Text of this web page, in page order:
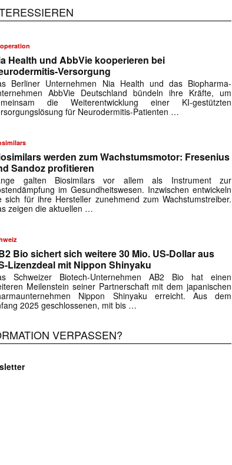
Health und AbbVie kooperieren bei
Versorgung
Berliner Unternehmen Nia Health und das Biopharma-
AbbVie Deutschland bündeln ihre Kräfte, um
die Weiterentwicklung einer KI-gestützten
für Neurodermitis-Patienten …
werden zum Wachstumsmotor: Fresenius
Sandoz profitieren
galten Biosimilars vor allem als Instrument zur
im Gesundheitswesen. Inzwischen entwickeln
sich für ihre Hersteller zunehmend zum Wachstumstreiber.
zeigen die aktuellen …
Bio sichert sich weitere 30 Mio. US-Dollar aus
Lizenzdeal mit Nippon Shinyaku
Schweizer Biotech-Unternehmen AB2 Bio hat einen
Meilenstein seiner Partnerschaft mit dem japanischen
Nippon Shinyaku erreicht. Aus dem
2025 geschlossenen, mit bis …
VERPASSEN?